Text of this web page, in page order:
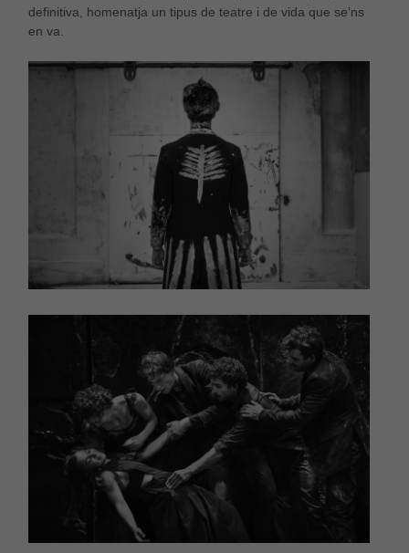
definitiva, homenatja un tipus de teatre i de vida que se’ns
en va.